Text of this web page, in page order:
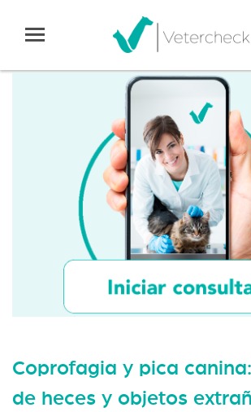
Coprofagia y pica
de heces y objetos